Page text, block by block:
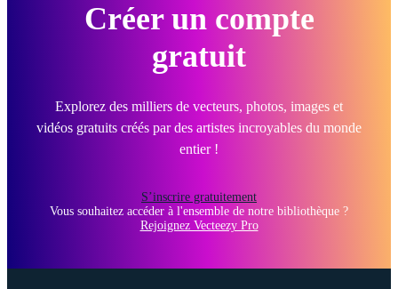
Créer un compte
gratuit
Explorez des milliers de vecteurs, photos, images et
vidéos gratuits créés par des artistes incroyables du monde
entier !
S’inscrire gratuitement
Vous souhaitez accéder à l'ensemble de notre bibliothèque ?
Rejoignez Vecteezy Pro